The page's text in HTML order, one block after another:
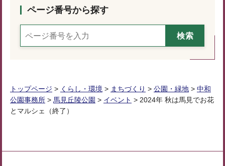
ページ番号から探す
トップページ > くらし・環境 > まちづくり > 公園・緑地 > 中和
公園事務所 > 馬見丘陵公園 > イベント > 2024年 秋は馬見でお花
とマルシェ（終了）